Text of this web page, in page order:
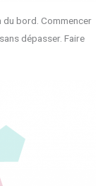
du bord. Commencer
dépasser. Faire